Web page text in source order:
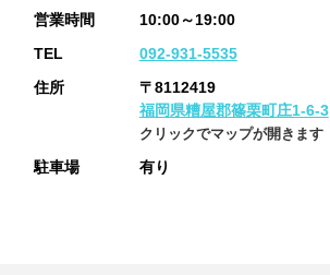
営業時間
10:00～19:00
TEL
092-931-5535
住所
〒8112419
福岡県糟屋郡篠栗町庄1-6-3
クリックでマップが開きます
駐車場 有り